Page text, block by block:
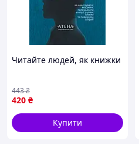
Читайте людей, як книжки
420 ₴
443₴
Купити